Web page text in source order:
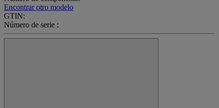
Encontrar otro modelo
GTIN:
Número de serie :